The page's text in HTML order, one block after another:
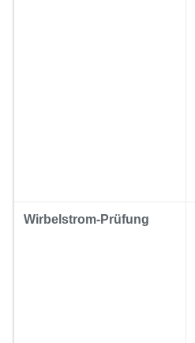
Wirbelstrom-Prüfung